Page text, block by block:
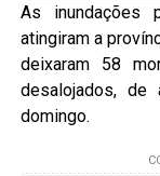
As inundações
atingiram a
deixaram 58
desalojados, de
domingo.